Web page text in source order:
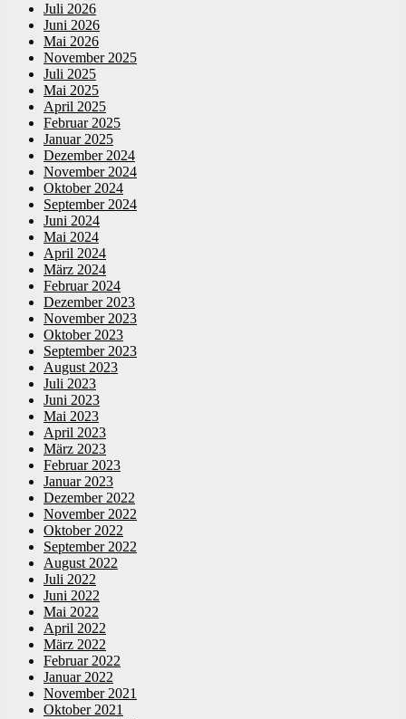
Juli 2026
Juni 2026
Mai 2026
November 2025
Juli 2025
Mai 2025
April 2025
Februar 2025
Januar 2025
Dezember 2024
November 2024
Oktober 2024
September 2024
Juni 2024
Mai 2024
April 2024
März 2024
Februar 2024
Dezember 2023
November 2023
Oktober 2023
September 2023
August 2023
Juli 2023
Juni 2023
Mai 2023
April 2023
März 2023
Februar 2023
Januar 2023
Dezember 2022
November 2022
Oktober 2022
September 2022
August 2022
Juli 2022
Juni 2022
Mai 2022
April 2022
März 2022
Februar 2022
Januar 2022
November 2021
Oktober 2021